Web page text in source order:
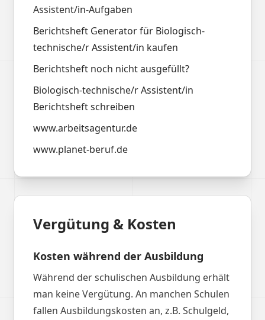
Assistent/in-Aufgaben
Berichtsheft Generator für Biologisch-
technische/r Assistent/in kaufen
Berichtsheft noch nicht ausgefüllt?
Biologisch-technische/r Assistent/in
Berichtsheft schreiben
www.arbeitsagentur.de
www.planet-beruf.de
Vergütung & Kosten
Kosten während der Ausbildung
Während der schulischen Ausbildung erhält
man keine Vergütung. An manchen Schulen
fallen Ausbildungskosten an, z.B. Schulgeld,